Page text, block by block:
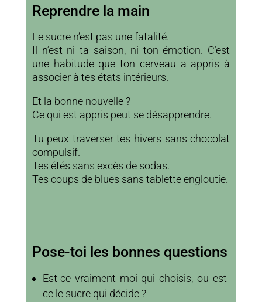
Reprendre la main
Le sucre n’est pas une fatalité.
Il n’est ni ta saison, ni ton émotion. C’est
une habitude que ton cerveau a appris à
associer à tes états intérieurs.
Et la bonne nouvelle ?
Ce qui est appris peut se désapprendre.
Tu peux traverser tes hivers sans chocolat
compulsif.
Tes étés sans excès de sodas.
Tes coups de blues sans tablette engloutie.
Pose-toi les bonnes questions
Est-ce vraiment moi qui choisis, ou est-
ce le sucre qui décide ?